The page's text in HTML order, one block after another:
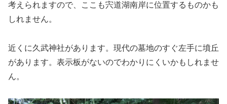
考えられますので、ここも宍道湖南岸に位置するものかも
しれません。
近くに久武神社があります。現代の墓地のすぐ左手に墳丘
があります。表示板がないのでわかりにくいかもしれませ
ん。